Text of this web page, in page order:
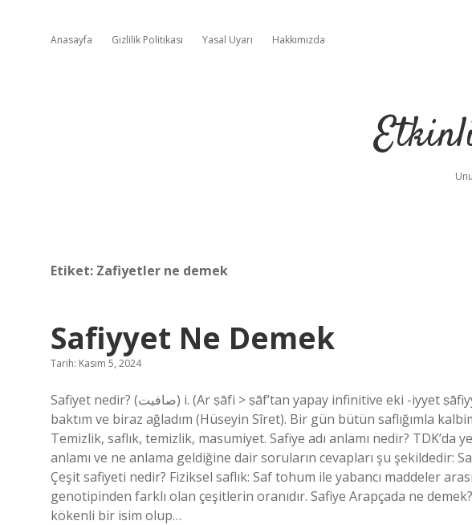
Anasayfa Gizlilik Politikası Yasal Uyarı Hakkımızda
Etiket: Zafiyetler ne demek
Safiyyet Ne Demek
Tarih: Kasım 5, 2024
Safiyet nedir? (ﺻﺎﻓﻴﺖ) i. (Ar ṣāfі > ṣāf’tan yapay infinitive eki -iyyet ṣāfiyyet ile) Saflık: Gökyüzünün saflığına
baktım ve biraz ağladım (Hüseyin Sîret). Bir gün bütün saflığımla
Temizlik, saflık, temizlik, masumiyet. Safiye adı anlamı nedir?
anlamı ve ne anlama geldiğine dair soruların cevapları şu şekildedir:
Çeşit safiyeti nedir? Fiziksel saflık: Saf tohum ile yabancı maddeler
genotipinden farklı olan çeşitlerin oranıdır. Safiye Arapçada ne
kökenli bir isim olup…